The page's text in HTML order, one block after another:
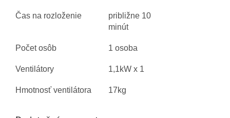
Čas na rozloženie
približne 10
minút
Počet osôb 1 osoba
Ventilátory 1,1kW x 1
Hmotnosť ventilátora 17kg